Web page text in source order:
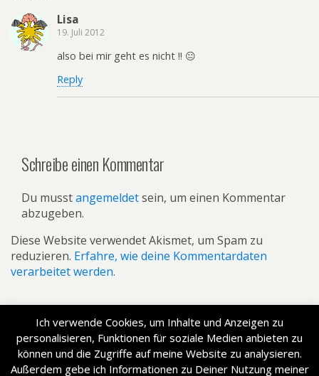
Lisa
19. Juli 2012
also bei mir geht es nicht !! 😐
Reply
Schreibe einen Kommentar
Du musstangemeldetsein, um einen Kommentar
abzugeben.
Diese Website verwendet Akismet, um Spam zu
reduzieren. Erfahre, wie deine Kommentardaten
verarbeitet werden.
Zum Seitenanfang
Ich verwende Cookies, um Inhalte und Anzeigen zu
personalisieren, Funktionen für soziale Medien anbieten zu
können und die Zugriffe auf meine Website zu analysieren.
Außerdem gebe ich Informationen zu Deiner Nutzung meiner